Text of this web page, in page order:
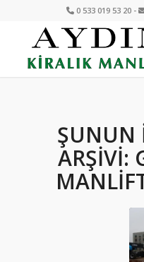
0 533 019 53 20 -
ŞUNUN
ARŞIVI: